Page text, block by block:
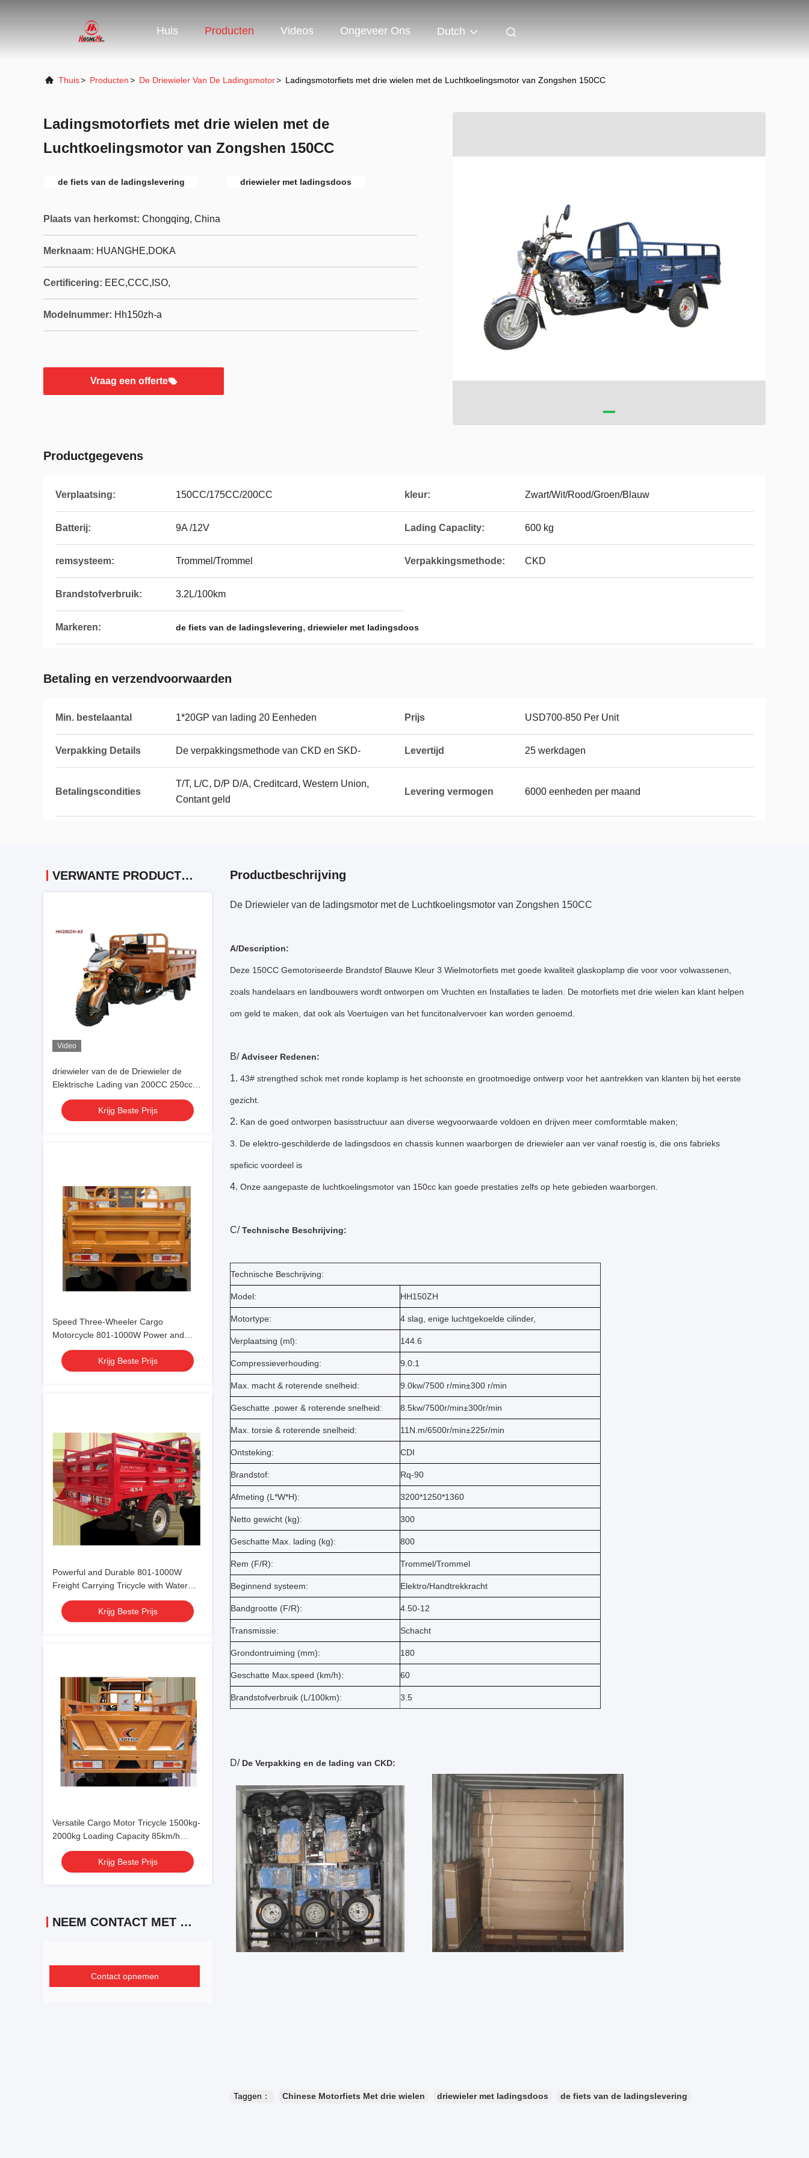
Huis Producten Videos Ongeveer Ons Dutch
Thuis> Producten> De Driewieler Van De Ladingsmotor> Ladingsmotorfiets met drie wielen met de Luchtkoelingsmotor van Zongshen 150CC
Ladingsmotorfiets met drie wielen met de
Luchtkoelingsmotor van Zongshen 150CC
de fiets van de ladingslevering driewieler met ladingsdoos
Plaats van herkomst: Chongqing, China
Merknaam: HUANGHE,DOKA
Certificering: EEC,CCC,ISO,
Modelnummer: Hh150zh-a
Vraag een offerte
Productgegevens
Verplaatsing: 150CC/175CC/200CC kleur: Zwart/Wit/Rood/Groen/Blauw
Batterij: 9A /12V Lading Capaclity: 600 kg
remsysteem: Trommel/Trommel Verpakkingsmethode: CKD
Brandstofverbruik: 3.2L/100km
Markeren: de fiets van de ladingslevering, driewieler met ladingsdoos
Betaling en verzendvoorwaarden
Min. bestelaantal 1*20GP van lading 20 Eenheden Prijs USD700-850 Per Unit
Verpakking Details De verpakkingsmethode van CKD en SKD- Levertijd 25 werkdagen
Betalingscondities
T/T, L/C, D/P D/A, Creditcard, Western Union,
Contant geld
Levering vermogen 6000 eenheden per maand
VERWANTE PRODUCTEN
Video
driewieler van de de Driewieler de
Elektrische Lading van 200CC 250cc
met Mooie Zware Vork
Krijg Beste Prijs
Speed Three-Wheeler Cargo
Motorcycle 801-1000W Power and
Maximum Speed of 60km for Transport
Needs
Krijg Beste Prijs
Powerful and Durable 801-1000W
Freight Carrying Tricycle with Water
Cooled Cooling Type
Krijg Beste Prijs
Versatile Cargo Motor Tricycle 1500kg-
2000kg Loading Capacity 85km/h
Speed and 3.8L/100km Fuel
ConsumptionKrijg Beste Prijs
NEEM CONTACT MET ONS OP
Contact opnemen
Productbeschrijving
De Driewieler van de ladingsmotor met de Luchtkoelingsmotor van Zongshen 150CC
A/Description:
Deze 150CC Gemotoriseerde Brandstof Blauwe Kleur 3 Wielmotorfiets met goede kwaliteit glaskoplamp die voor voor volwassenen,
zoals handelaars en landbouwers wordt ontworpen om Vruchten en Installaties te laden. De motorfiets met drie wielen kan klant helpen
om geld te maken, dat ook als Voertuigen van het funcitonalvervoer kan worden genoemd.
B/Adviseer Redenen:
1. 43# strengthed schok met ronde koplamp is het schoonste en grootmoedige ontwerp voor het aantrekken van klanten bij het eerste
gezicht.
2. Kan de goed ontworpen basisstructuur aan diverse wegvoorwaarde voldoen en drijven meer comformtable maken;
3. De elektro-geschilderde de ladingsdoos en chassis kunnen waarborgen de driewieler aan ver vanaf roestig is, die ons fabrieks
speficic voordeel is
4. Onze aangepaste de luchtkoelingsmotor van 150cc kan goede prestaties zelfs op hete gebieden waarborgen.
C/Technische Beschrijving:
Technische Beschrijving:
Model: HH150ZH
Motortype: 4 slag, enige luchtgekoelde cilinder,
Verplaatsing (ml): 144.6
Compressieverhouding: 9.0:1
Max. macht & roterende snelheid: 9.0kw/7500 r/min±300 r/min
Geschatte .power & roterende snelheid: 8.5kw/7500r/min±300r/min
Max. torsie & roterende snelheid: 11N.m/6500r/min±225r/min
Ontsteking: CDI
Brandstof: Rq-90
Afmeting (L*W*H): 3200*1250*1360
Netto gewicht (kg): 300
Geschatte Max. lading (kg): 800
Rem (F/R): Trommel/Trommel
Beginnend systeem: Elektro/Handtrekkracht
Bandgrootte (F/R): 4.50-12
Transmissie: Schacht
Grondontruiming (mm): 180
Geschatte Max.speed (km/h): 60
Brandstofverbruik (L/100km): 3.5
D/ De Verpakking en de lading van CKD:
Taggen： Chinese Motorfiets Met drie wielen driewieler met ladingsdoos de fiets van de ladingslevering